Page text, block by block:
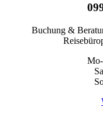
Buchung &